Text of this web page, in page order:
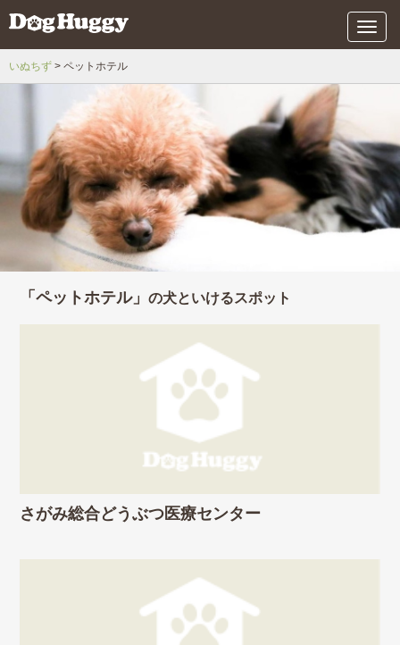
メ
ニ
いぬちず ペットホテル
「ペットホテル」の犬といけるスポット
さがみ総合どうぶつ医療センター